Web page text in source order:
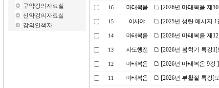
구약강의자료실
신약강의자료실
강의안책자
16 마태복음 [2026년 마태복음 제
15 이사야 [2025년 성탄 메시지
14 마태복음 [2026년 마태복음 제
13 사도행전 [2026년 봄학기 특강
12 마태복음 [2026년 마태복음 9강
11 마태복음 [2026년 부활절 특강]